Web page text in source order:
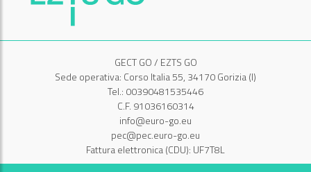
GECT GO / EZTS GO
Sede operativa: Corso Italia 55, 34170 Gorizia (I)
Tel.: 00390481535446
C.F. 91036160314
info@euro-go.eu
pec@pec.euro-go.eu
Fattura elettronica (CDU): UF7T8L